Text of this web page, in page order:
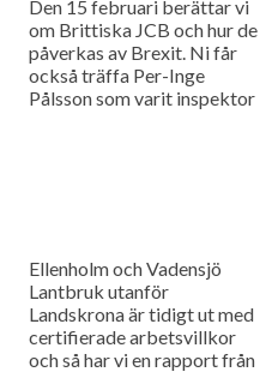
Den 15 februari berättar vi
om Brittiska JCB och hur de
påverkas av Brexit. Ni får
också träffa Per-Inge
Pålsson som varit inspektor
Ellenholm och Vadensjö
Lantbruk utanför
Landskrona är tidigt ut med
certifierade arbetsvillkor
och så har vi en rapport från